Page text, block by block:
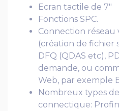
Ecran tactile de 7"
Fonctions SPC.
Connection réseau
(création de fichier
DFQ (QDAS etc),
demande, ou
Web, par exemple
Nombreux types
connectique: